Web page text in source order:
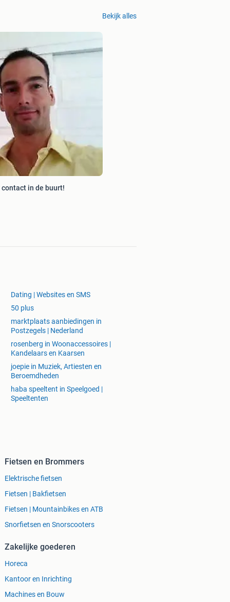
Bekijk alles
contact in de buurt!
Dating | Websites en SMS
50 plus
marktplaats aanbiedingen in
Postzegels | Nederland
rosenberg in Woonaccessoires |
Kandelaars en Kaarsen
joepie in Muziek, Artiesten en
Beroemdheden
haba speeltent in Speelgoed |
Speeltenten
Fietsen en Brommers
Elektrische fietsen
Fietsen | Bakfietsen
Fietsen | Mountainbikes en ATB
Snorfietsen en Snorscooters
Zakelijke goederen
Horeca
Kantoor en Inrichting
Machines en Bouw